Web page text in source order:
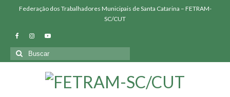
Federação dos Trabalhadores Municipais de Santa Catarina – FETRAM-
SC/CUT
Buscar
por: